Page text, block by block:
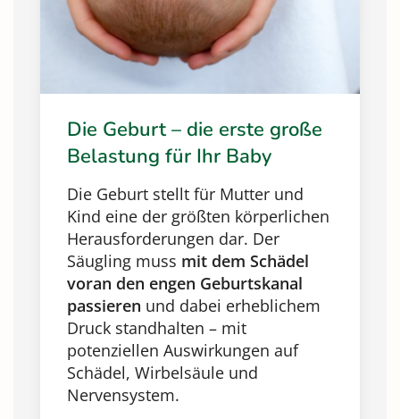
Die Geburt – die erste große
Belastung für Ihr Baby
Die Geburt stellt für Mutter und
Kind eine der größten körperlichen
Herausforderungen dar. Der
Säugling muss mit dem Schädel
voran den engen Geburtskanal
passieren und dabei erheblichem
Druck standhalten – mit
potenziellen Auswirkungen auf
Schädel, Wirbelsäule und
Nervensystem.